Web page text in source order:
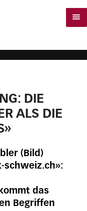
DIE
ALS DIE
(Bild)
das
Begriffen